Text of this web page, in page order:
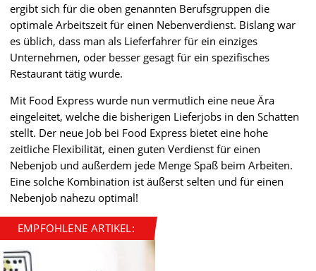
ergibt sich für die oben genannten Berufsgruppen die
optimale Arbeitszeit für einen Nebenverdienst. Bislang war
es üblich, dass man als Lieferfahrer für ein einziges
Unternehmen, oder besser gesagt für ein spezifisches
Restaurant tätig wurde.
Mit Food Express wurde nun vermutlich eine neue Ära
eingeleitet, welche die bisherigen Lieferjobs in den Schatten
stellt. Der neue Job bei Food Express bietet eine hohe
zeitliche Flexibilität, einen guten Verdienst für einen
Nebenjob und außerdem jede Menge Spaß beim Arbeiten.
Eine solche Kombination ist äußerst selten und für einen
Nebenjob nahezu optimal!
EMPFOHLENE ARTIKEL: